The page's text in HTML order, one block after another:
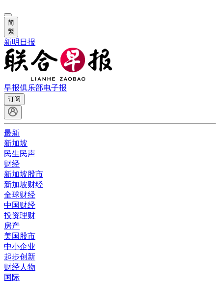
简
繁
新明日报
早报俱乐部电子报
订阅
最新
新加坡
民生民声
财经
新加坡股市
新加坡财经
全球财经
中国财经
投资理财
房产
美国股市
中小企业
起步创新
财经人物
国际